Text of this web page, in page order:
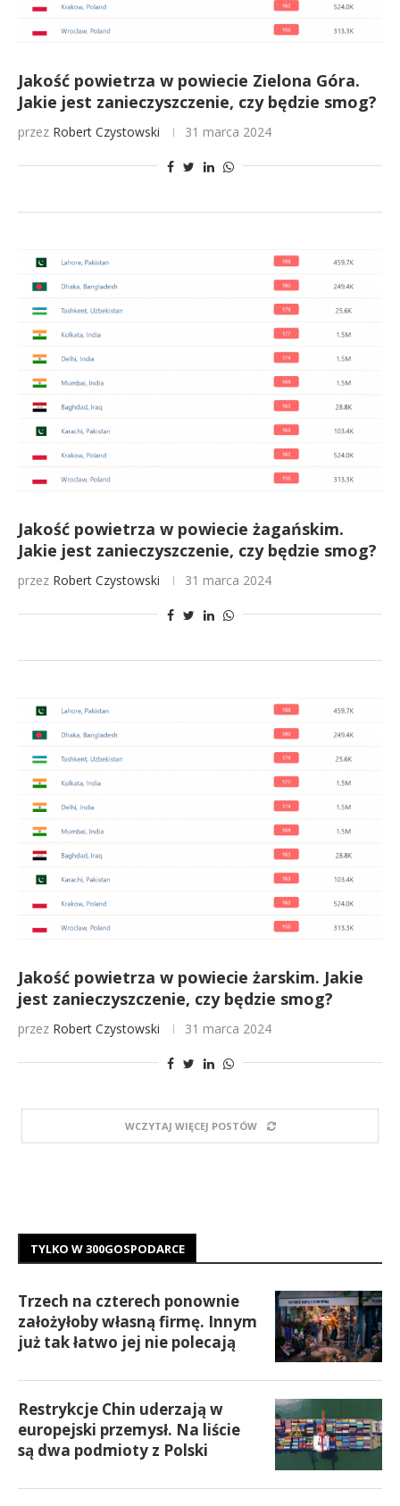
Jakość powietrza w powiecie Zielona Góra.
Jakie jest zanieczyszczenie, czy będzie smog?
przez Robert Czystowski 31 marca 2024
Jakość powietrza w powiecie żagańskim.
Jakie jest zanieczyszczenie, czy będzie smog?
przez Robert Czystowski 31 marca 2024
Jakość powietrza w powiecie żarskim. Jakie
jest zanieczyszczenie, czy będzie smog?
przez Robert Czystowski 31 marca 2024
WCZYTAJ WIĘCEJ POSTÓW
TYLKO W 300GOSPODARCE
Trzech na czterech ponownie
założyłoby własną firmę. Innym
już tak łatwo jej nie polecają
Restrykcje Chin uderzają w
europejski przemysł. Na liście
są dwa podmioty z Polski